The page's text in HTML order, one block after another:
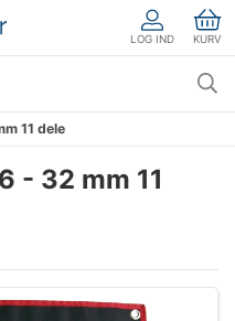
LOG IND KURV
11 dele
- 32 mm 11